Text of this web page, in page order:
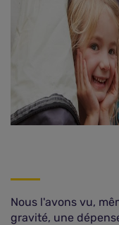
Nous l'avons vu,
gravité, une